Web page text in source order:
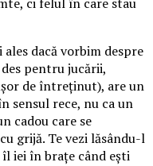
dacă vorbim despre
pentru jucării,
de întreținut), are un
sensul rece, nu ca un
cadou care se
grijă. Te vezi lăsându-l
iei în brațe când ești